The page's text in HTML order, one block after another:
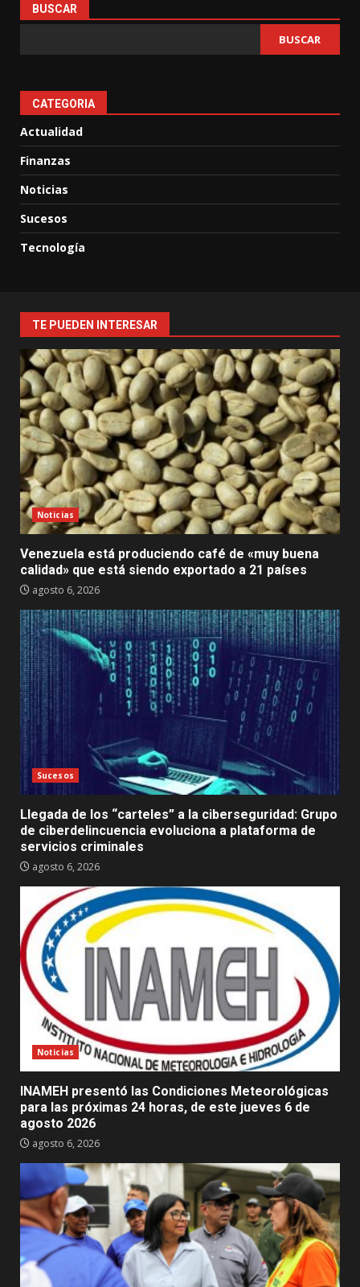
BUSCAR
BUSCAR
CATEGORIA
Actualidad
Finanzas
Noticias
Sucesos
Tecnología
TE PUEDEN INTERESAR
Noticias
Venezuela está produciendo café de «muy buena
calidad» que está siendo exportado a 21 países
agosto 6, 2026
Sucesos
Llegada de los “carteles” a la ciberseguridad: Grupo
de ciberdelincuencia evoluciona a plataforma de
servicios criminales
agosto 6, 2026
Noticias
INAMEH presentó las Condiciones Meteorológicas
para las próximas 24 horas, de este jueves 6 de
agosto 2026
agosto 6, 2026